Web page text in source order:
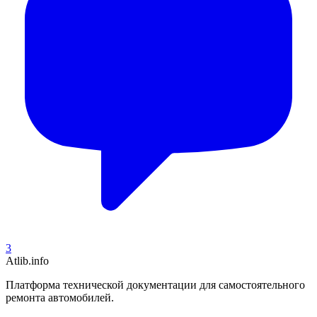
3
Atlib.info
Платформа технической документации для самостоятельного
ремонта автомобилей.